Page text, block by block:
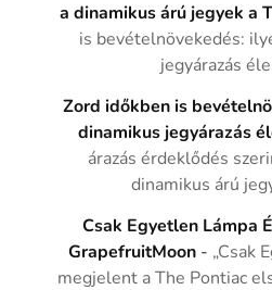
a dinamikus árú jegyek a
is bevételnövekedés:
jegyárazás
Zord időkben is
dinamikus jegyárazás
árazás érdeklődés
dinamikus árú
Csak Egyetlen Lámpa
GrapefruitMoon - „Csak
megjelent a The Pontiac